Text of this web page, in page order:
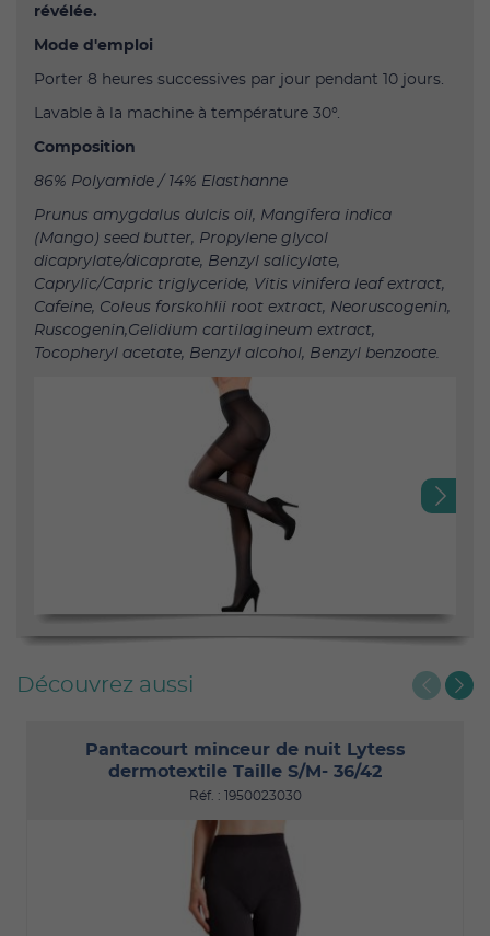
révélée.
Mode d'emploi
Porter 8 heures successives par jour pendant 10 jours.
Lavable à la machine à température 30°.
Composition
86% Polyamide / 14% Elasthanne
Prunus amygdalus dulcis oil, Mangifera indica
(Mango) seed butter, Propylene glycol
dicaprylate/dicaprate, Benzyl salicylate,
Caprylic/Capric triglyceride, Vitis vinifera leaf extract,
Cafeine, Coleus forskohlii root extract, Neoruscogenin,
Ruscogenin,Gelidium cartilagineum extract,
Tocopheryl acetate, Benzyl alcohol, Benzyl benzoate.
Découvrez aussi
Pantacourt minceur de nuit Lytess
dermotextile Taille S/M- 36/42
Réf. : 1950023030